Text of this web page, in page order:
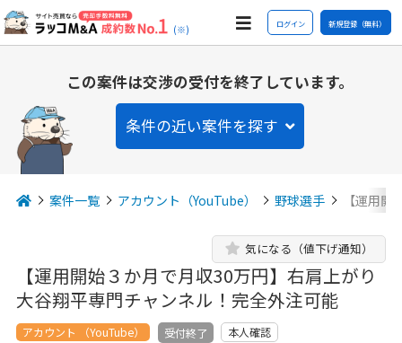
(※) ログイン 新規登録（無料）
この案件は交渉の受付を終了しています。
条件の近い案件を探す
案件一覧 アカウント（YouTube） 野球選手 【運用
【運用開始３か月で月収30万円】右肩上がり
大谷翔平専門チャンネル！完全外注可能
気になる（値下げ通知）
アカウント （YouTube） 受付終了 本人確認